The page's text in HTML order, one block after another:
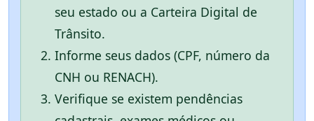
seu estado ou a Carteira Digital de
Trânsito.
Informe seus dados (CPF, número da
CNH ou RENACH).
Verifique se existem pendências